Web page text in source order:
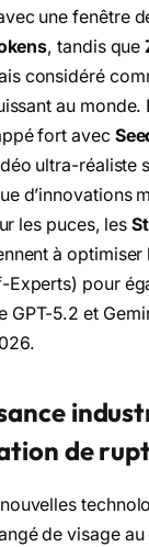
une fenêtre
, tandis que
considéré
au monde.
fort avec
ultra-réaliste
d’innovations
les puces, les
à
Experts) pour
GPT-5.2 et
de
de visage